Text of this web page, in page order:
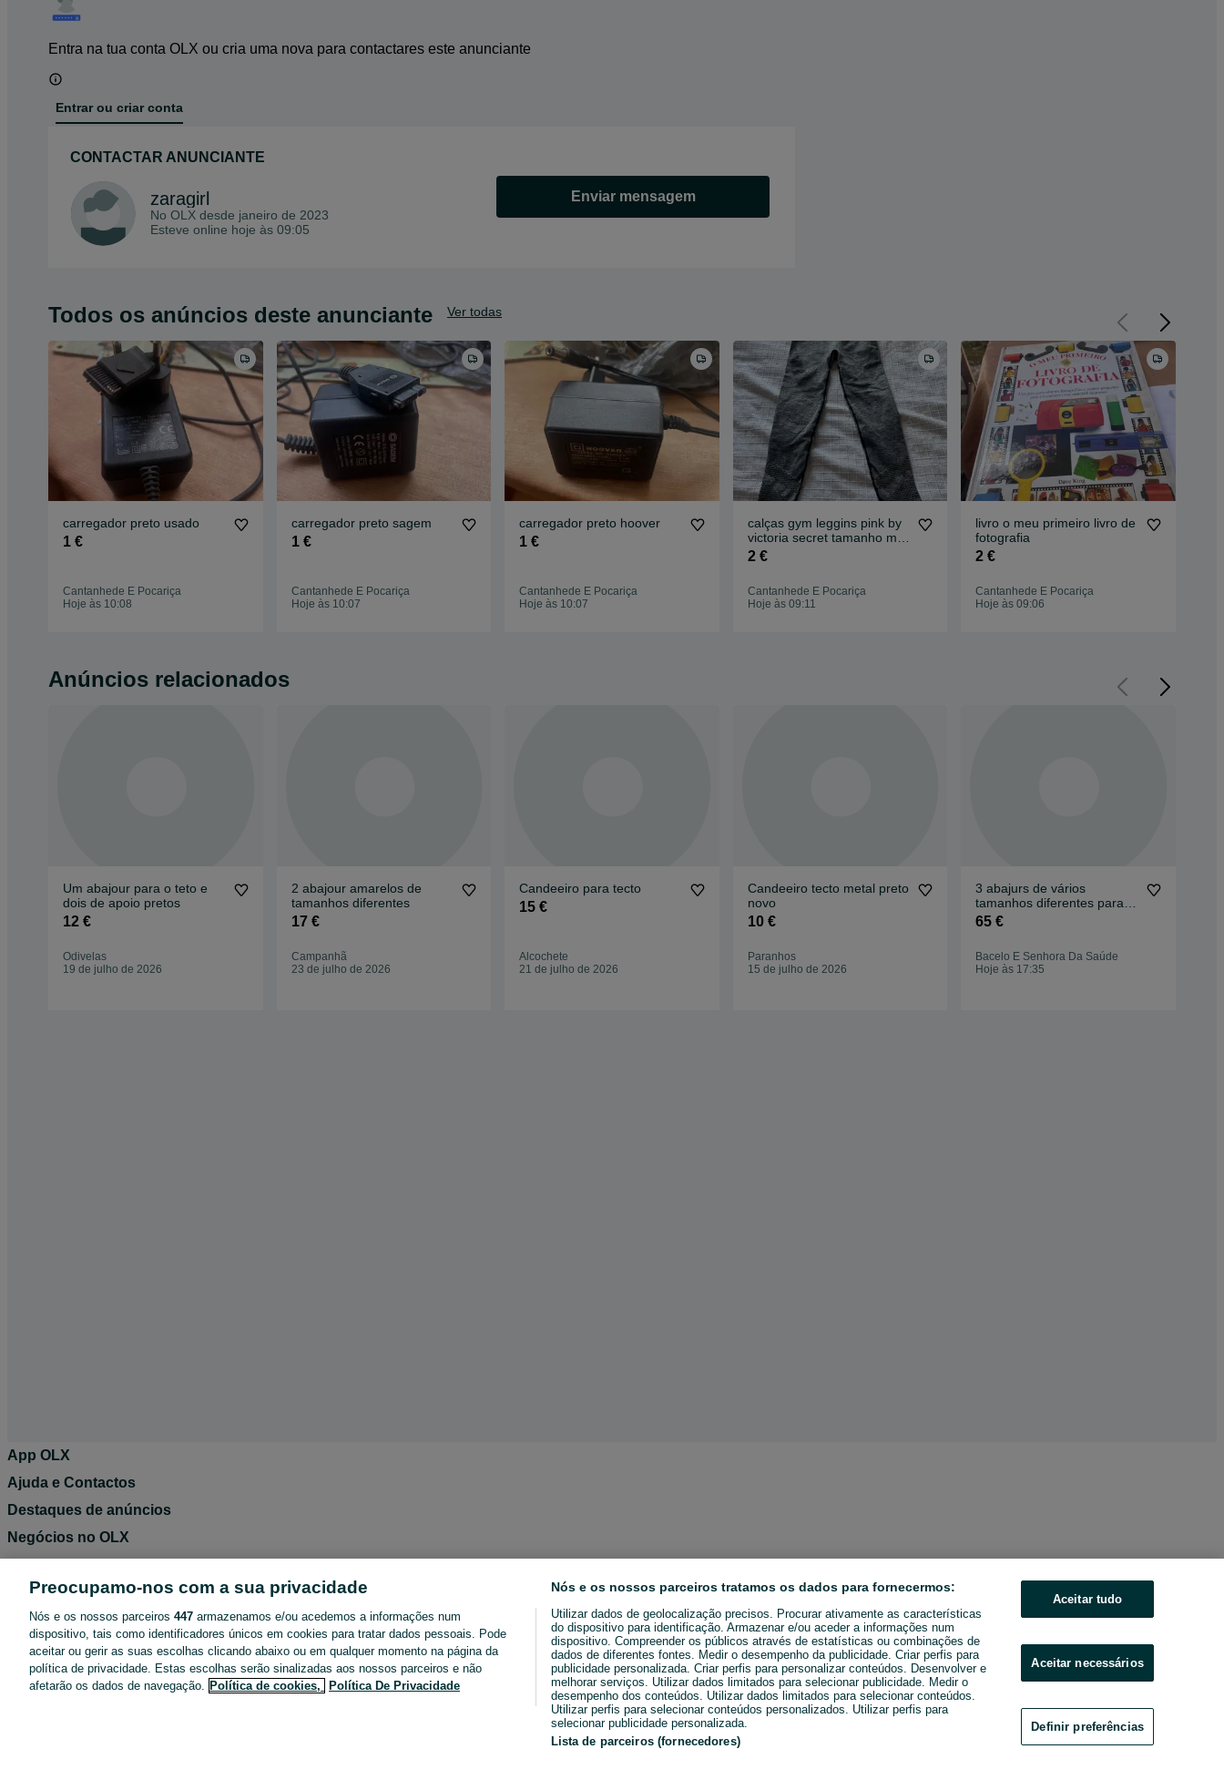
Entra na tua conta OLX ou cria uma nova para contactares este anunciante
Entrar ou criar conta
CONTACTAR ANUNCIANTE
zaragirl
No OLX desde janeiro de 2023
Esteve online hoje às 09:05
Enviar mensagem
Todos os anúncios deste anunciante Ver todas
carregador preto usado
1 €
Cantanhede E Pocariça
Hoje às 10:08
carregador preto sagem
1 €
Cantanhede E Pocariça
Hoje às 10:07
carregador preto hoover
1 €
Cantanhede E Pocariça
Hoje às 10:07
calças gym leggins pink by
victoria secret tamanho m
cinzentas
2 €
Cantanhede E Pocariça
Hoje às 09:11
livro o meu primeiro livro de
fotografia
2 €
Cantanhede E Pocariça
Hoje às 09:06
Anúncios relacionados
Um abajour para o teto e
dois de apoio pretos
12 €
Odivelas
19 de julho de 2026
2 abajour amarelos de
tamanhos diferentes
17 €
Campanhã
23 de julho de 2026
Candeeiro para tecto
15 €
Alcochete
21 de julho de 2026
Candeeiro tecto metal preto
novo
10 €
Paranhos
15 de julho de 2026
3 abajurs de vários
tamanhos diferentes para
iluminação de tecto
65 €
Bacelo E Senhora Da Saúde
Hoje às 17:35
App OLX
Ajuda e Contactos
Destaques de anúncios
Negócios no OLX
Termos de Utilização
Política de Privacidade
Pacotes de anúncios
Entregas OLX
Preocupamo-nos com a sua privacidade
Nós e os nossos parceiros 447 armazenamos e/ou acedemos a informações num
dispositivo, tais como identificadores únicos em cookies para tratar dados pessoais. Pode
aceitar ou gerir as suas escolhas clicando abaixo ou em qualquer momento na página da
política de privacidade. Estas escolhas serão sinalizadas aos nossos parceiros e não
afetarão os dados de navegação. Política de cookies, Política De Privacidade
Nós e os nossos parceiros tratamos os dados para fornecermos:
Utilizar dados de geolocalização precisos. Procurar ativamente as características
do dispositivo para identificação. Armazenar e/ou aceder a informações num
dispositivo. Compreender os públicos através de estatísticas ou combinações de
dados de diferentes fontes. Medir o desempenho da publicidade. Criar perfis para
publicidade personalizada. Criar perfis para personalizar conteúdos. Desenvolver e
melhorar serviços. Utilizar dados limitados para selecionar publicidade. Medir o
desempenho dos conteúdos. Utilizar dados limitados para selecionar conteúdos.
Utilizar perfis para selecionar conteúdos personalizados. Utilizar perfis para
selecionar publicidade personalizada.
Lista de parceiros (fornecedores)
Aceitar tudo
Aceitar necessários
Definir preferências